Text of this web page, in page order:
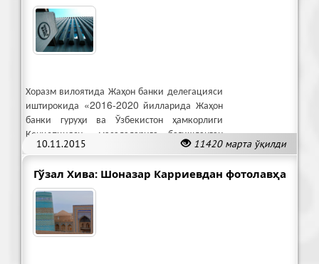
10.11.2015 11420 марта ўқилди
Хоразм вилоятида Жаҳон банки делегацияси
иштирокида «2016-2020 йилларида Жаҳон
банки гуруҳи ва Ўзбекистон ҳамкорлиги
Концепцияси» масалаларига бағишланган
йиғилиш бўлиб ўтди.
Гўзал Хива: Шоназар Карриевдан фотолавҳа